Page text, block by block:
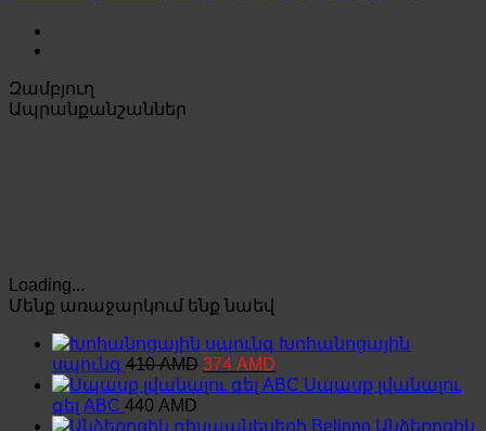
Զամբյուղ
Ապրանքանշաններ
Loading...
Մենք առաջարկում ենք նաեվ
Խոհանոցային
սպունգ 410AMD Original
price
was:
410 AMD.
374 AMD
price
374 AMD.
Սպասք լվանալու
գել ABC 440 AMD
Անձեռոցիկ